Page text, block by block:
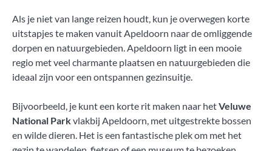
Als je niet van lange reizen houdt, kun je overwegen korte
uitstapjes te maken vanuit Apeldoorn naar de omliggende
dorpen en natuurgebieden. Apeldoorn ligt in een mooie
regio met veel charmante plaatsen en natuurgebieden die
ideaal zijn voor een ontspannen gezinsuitje.
Bijvoorbeeld, je kunt een korte rit maken naar hetVeluwe
National Parkvlakbij Apeldoorn, met uitgestrekte bossen
en wilde dieren. Het is een fantastische plek om met het